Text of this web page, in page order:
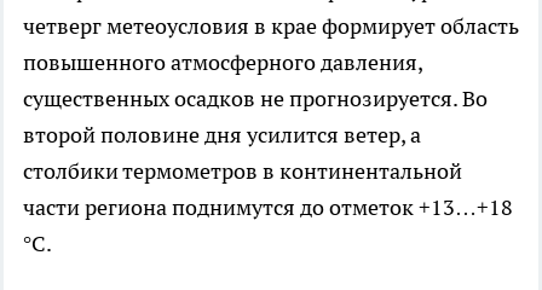
четверг метеоусловия в крае формирует область
повышенного атмосферного давления,
существенных осадков не прогнозируется. Во
второй половине дня усилится ветер, а
столбики термометров в континентальной
части региона поднимутся до отметок +13…+18
°C.